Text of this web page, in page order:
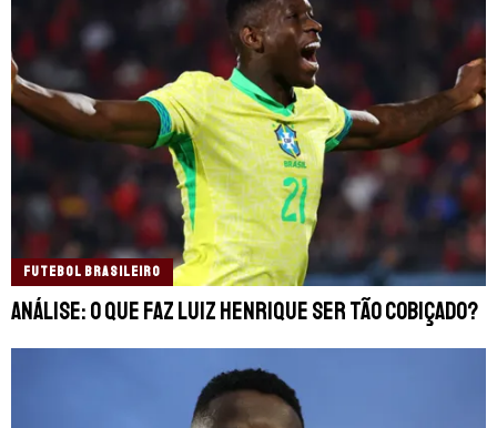
FUTEBOL BRASILEIRO
Análise: o que faz Luiz Henrique ser tão cobiçado?